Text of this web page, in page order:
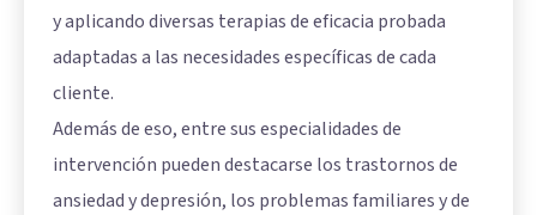
y aplicando diversas terapias de eficacia probada
adaptadas a las necesidades específicas de cada
cliente.
Además de eso, entre sus especialidades de
intervención pueden destacarse los trastornos de
ansiedad y depresión, los problemas familiares y de